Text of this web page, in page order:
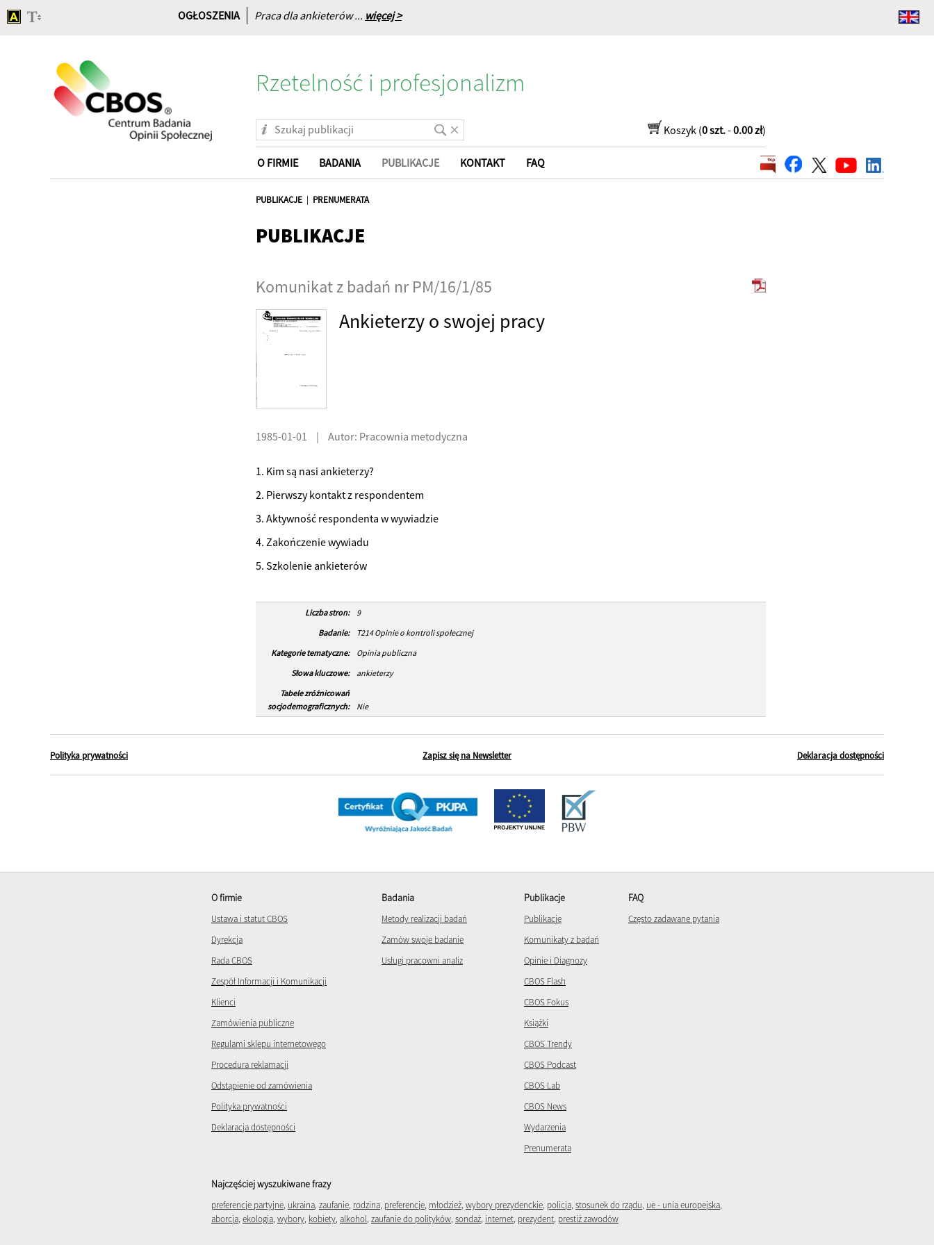
OGŁOSZENIA Praca dla ankieterów ... więcej >
główna
Rzetelność i profesjonalizm
Koszyk (0 szt.-0.00 zł)
O FIRMIE BADANIA PUBLIKACJE KONTAKT FAQ
PUBLIKACJE | PRENUMERATA
PUBLIKACJE
Komunikat z badań nr PM/16/1/85
Ankieterzy o swojej pracy
1985-01-01 | Autor: Pracownia metodyczna
1. Kim są nasi ankieterzy?
2. Pierwszy kontakt z respondentem
3. Aktywność respondenta w wywiadzie
4. Zakończenie wywiadu
5. Szkolenie ankieterów
Liczba stron:
9
Badanie:
T214 Opinie o kontroli społecznej
Kategorie tematyczne:
Opinia publiczna
Słowa kluczowe:
ankieterzy
Tabele zróżnicowań
socjodemograficznych:
Nie
Polityka prywatności Zapisz się na Newsletter Deklaracja dostępności
O firmie
Ustawa i statut CBOS
Dyrekcja
Rada CBOS
Zespół Informacji i Komunikacji
Klienci
Zamówienia publiczne
Regulami sklepu internetowego
Procedura reklamacji
Odstąpienie od zamówienia
Polityka prywatności
Deklaracja dostępności
Badania
Metody realizacji badań
Zamów swoje badanie
Usługi pracowni analiz
Publikacje
Publikacje
Komunikaty z badań
Opinie i Diagnozy
CBOS Flash
CBOS Fokus
Książki
CBOS Trendy
CBOS Podcast
CBOS Lab
CBOS News
Wydarzenia
Prenumerata
FAQ
Często zadawane pytania
Najczęściej wyszukiwane frazy
preferencje partyjne, ukraina, zaufanie, rodzina, preferencje, młodzież, wybory prezydenckie, policja, stosunek do rządu, ue - unia europejska,
aborcja, ekologia, wybory, kobiety, alkohol, zaufanie do polityków, sondaż, internet, prezydent, prestiż zawodów